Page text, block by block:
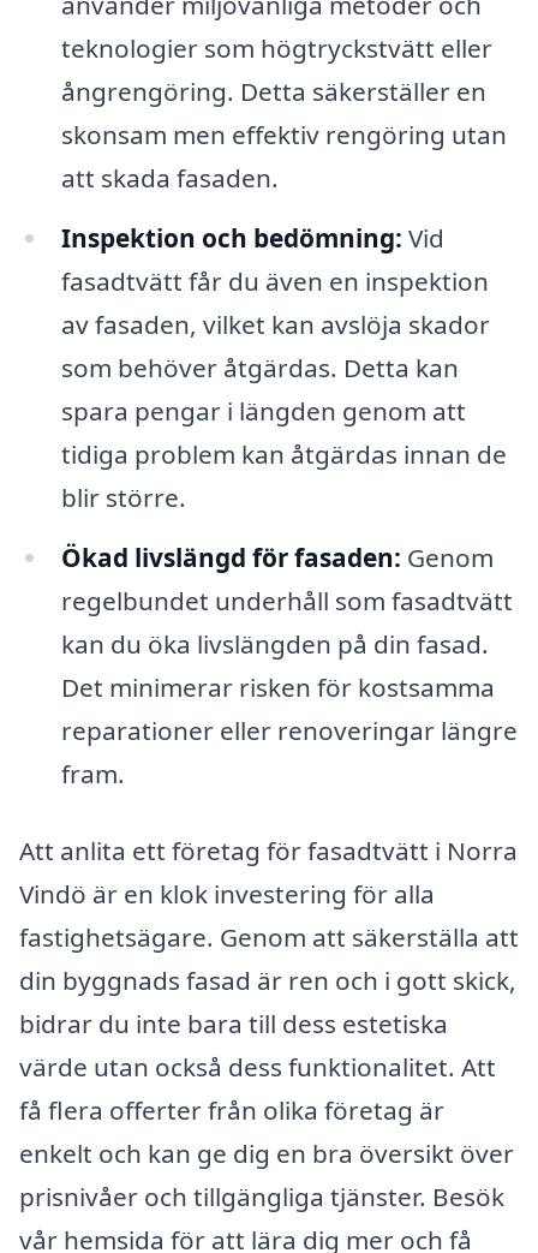
teknologier som högtryckstvätt eller
ångrengöring. Detta säkerställer en
skonsam men effektiv rengöring utan
att skada fasaden.
Inspektion och bedömning: Vid
fasadtvätt får du även en inspektion
av fasaden, vilket kan avslöja skador
som behöver åtgärdas. Detta kan
spara pengar i längden genom att
tidiga problem kan åtgärdas innan de
blir större.
Ökad livslängd för fasaden: Genom
regelbundet underhåll som fasadtvätt
kan du öka livslängden på din fasad.
Det minimerar risken för kostsamma
reparationer eller renoveringar längre
fram.
Att anlita ett företag för fasadtvätt i Norra
Vindö är en klok investering för alla
fastighetsägare. Genom att säkerställa att
din byggnads fasad är ren och i gott skick,
bidrar du inte bara till dess estetiska
värde utan också dess funktionalitet. Att
få flera offerter från olika företag är
enkelt och kan ge dig en bra översikt över
prisnivåer och tillgängliga tjänster. Besök
vår hemsida för att lära dig mer och få